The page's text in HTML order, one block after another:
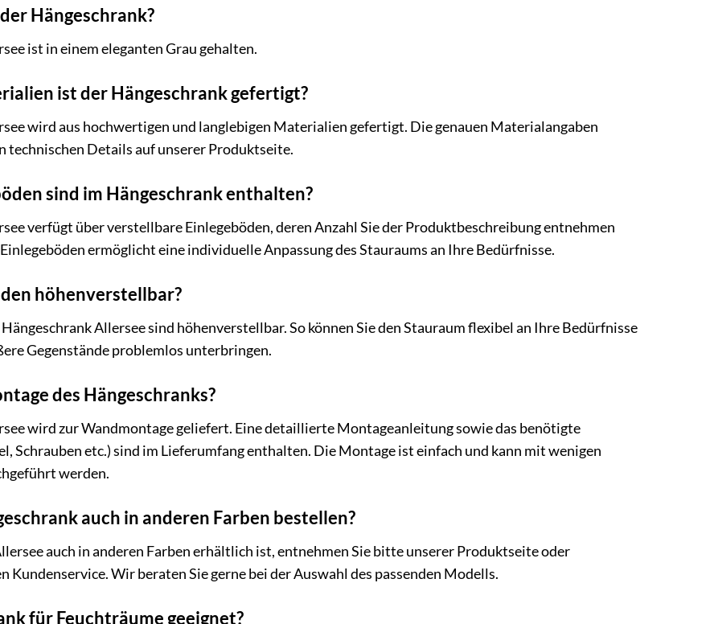
Hängeschrank?
ist in einem eleganten Grau gehalten.
ist der Hängeschrank gefertigt?
wird aus hochwertigen und langlebigen Materialien gefertigt. Die genauen Materialangaben
technischen Details auf unserer Produktseite.
sind im Hängeschrank enthalten?
verfügt über verstellbare Einlegeböden, deren Anzahl Sie der Produktbeschreibung entnehmen
ermöglicht eine individuelle Anpassung des Stauraums an Ihre Bedürfnisse.
höhenverstellbar?
Allersee sind höhenverstellbar. So können Sie den Stauraum flexibel an Ihre Bedürfnisse
Gegenstände problemlos unterbringen.
des Hängeschranks?
wird zur Wandmontage geliefert. Eine detaillierte Montageanleitung sowie das benötigte
Schrauben etc.) sind im Lieferumfang enthalten. Die Montage ist einfach und kann mit wenigen
werden.
auch in anderen Farben bestellen?
auch in anderen Farben erhältlich ist, entnehmen Sie bitte unserer Produktseite oder
Kundenservice. Wir beraten Sie gerne bei der Auswahl des passenden Modells.
für Feuchträume geeignet?